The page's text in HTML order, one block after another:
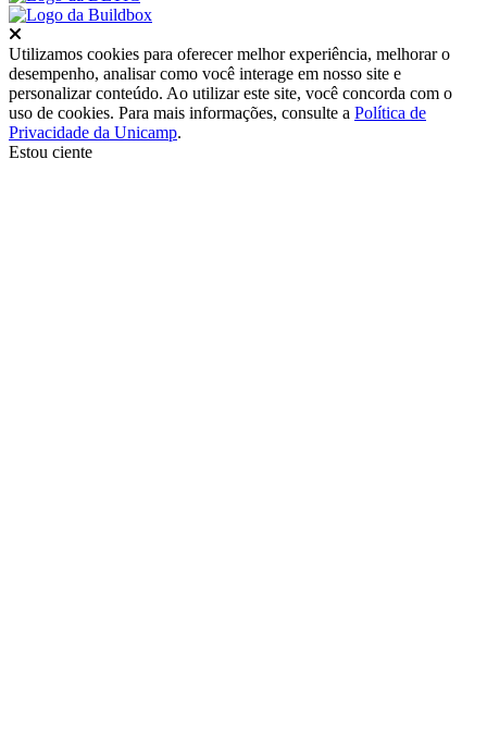
Utilizamos cookies para oferecer melhor experiência, melhorar o
desempenho, analisar como você interage em nosso site e
personalizar conteúdo. Ao utilizar este site, você concorda com o
uso de cookies. Para mais informações, consulte a Política de
Privacidade da Unicamp.
Estou ciente